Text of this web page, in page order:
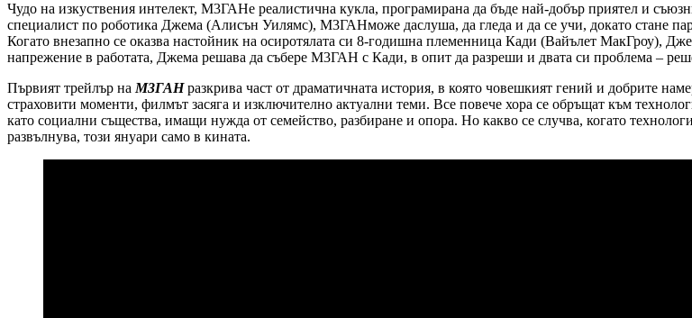
Чудо на изкуствения интелект, М3ГАНе реалистична кукла, програмирана да бъде най-добър приятел и
специалист по роботика Джема (Алисън Уилямс), М3ГАНможе даслуша, да гледа и да се учи, докато стане
Когато внезапно се оказва настойник на осиротялата си 8-годишна племенница Кади (Вайълет МакГроу),
напрежение в работата, Джема решава да събере М3ГАН с Кади, в опит да разреши и двата си проблема –
Първият трейлър наМ3ГАНразкрива част от драматичната история, в която човешкият гений и добрите
страховити моменти, филмът засяга и изключително актуални теми. Все повече хора се обръщат към
като социални същества, имащи нужда от семейство, разбиране и опора. Но какво се случва, когато
развълнува, този януари само в кината.